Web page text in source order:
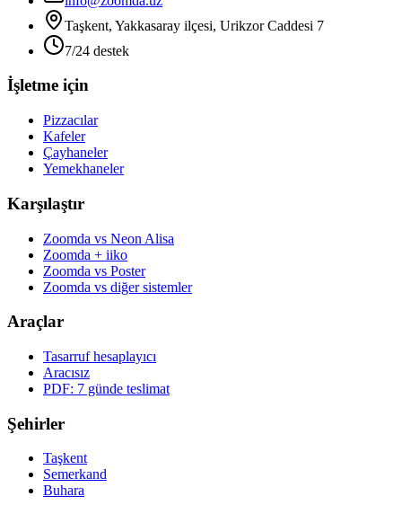
Taşkent, Yakkasaray ilçesi, Urikzor Caddesi 7
7/24 destek
İşletme için
Pizzacılar
Kafeler
Çayhaneler
Yemekhaneler
Karşılaştır
Zoomda vs Neon Alisa
Zoomda + iiko
Zoomda vs Poster
Zoomda vs diğer sistemler
Araçlar
Tasarruf hesaplayıcı
Aracısız
PDF: 7 günde teslimat
Şehirler
Taşkent
Semerkand
Buhara